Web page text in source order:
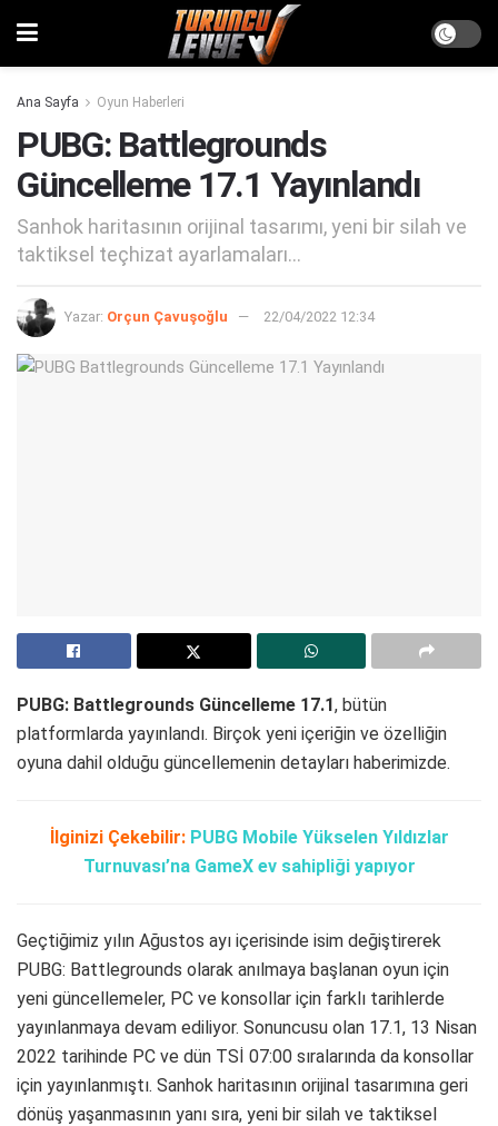
Ana Sayfa Oyun Haberleri
PUBG: Battlegrounds
Güncelleme 17.1 Yayınlandı
Sanhok haritasının orijinal tasarımı, yeni bir silah ve
taktiksel teçhizat ayarlamaları...
Yazar: Orçun Çavuşoğlu 22/04/2022 12:34
PUBG: Battlegrounds Güncelleme 17.1, bütün
platformlarda yayınlandı. Birçok yeni içeriğin ve özelliğin
oyuna dahil olduğu güncellemenin detayları haberimizde.
İlginizi Çekebilir: PUBG Mobile Yükselen Yıldızlar
Turnuvası’na GameX ev sahipliği yapıyor
Geçtiğimiz yılın Ağustos ayı içerisinde isim değiştirerek
PUBG: Battlegrounds olarak anılmaya başlanan oyun için
yeni güncellemeler, PC ve konsollar için farklı tarihlerde
yayınlanmaya devam ediliyor. Sonuncusu olan 17.1, 13 Nisan
2022 tarihinde PC ve dün TSİ 07:00 sıralarında da konsollar
için yayınlanmıştı. Sanhok haritasının orijinal tasarımına geri
dönüş yaşanmasının yanı sıra, yeni bir silah ve taktiksel